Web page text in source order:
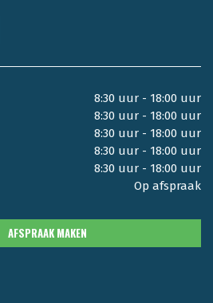
8:30 uur - 18:00 uur
8:30 uur - 18:00 uur
8:30 uur - 18:00 uur
8:30 uur - 18:00 uur
8:30 uur - 18:00 uur
Op afspraak
AFSPRAAK MAKEN